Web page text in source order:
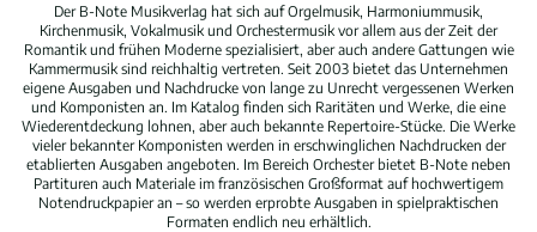
Der B-Note Musikverlag hat sich auf Orgelmusik, Harmoniummusik,
Kirchenmusik, Vokalmusik und Orchestermusik vor allem aus der Zeit der
Romantik und frühen Moderne spezialisiert, aber auch andere Gattungen wie
Kammermusik sind reichhaltig vertreten. Seit 2003 bietet das Unternehmen
eigene Ausgaben und Nachdrucke von lange zu Unrecht vergessenen Werken
und Komponisten an. Im Katalog finden sich Raritäten und Werke, die eine
Wiederentdeckung lohnen, aber auch bekannte Repertoire-Stücke. Die Werke
vieler bekannter Komponisten werden in erschwinglichen Nachdrucken der
etablierten Ausgaben angeboten. Im Bereich Orchester bietet B-Note neben
Partituren auch Materiale im französischen Großformat auf hochwertigem
Notendruckpapier an – so werden erprobte Ausgaben in spielpraktischen
Formaten endlich neu erhältlich.